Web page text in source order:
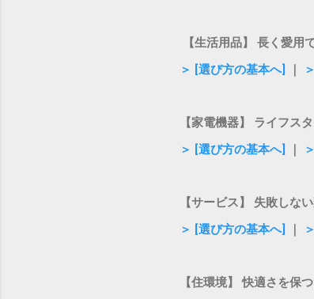
【生活用品】 長く愛用
＞ [選び方の基本へ]
【家電機器】 ライフス
＞ [選び方の基本へ]
【サービス】 失敗しな
＞ [選び方の基本へ]
【住環境】 快適さを保